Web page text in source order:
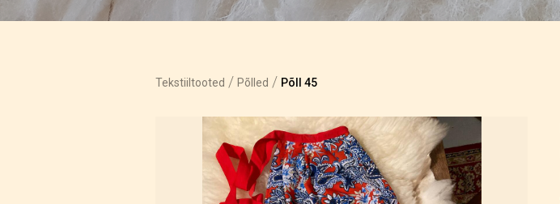
Tekstiiltooted / Põlled / Põll 45